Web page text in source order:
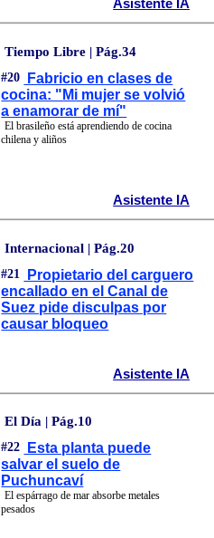
Asistente IA
Tiempo Libre | Pág.34
#20
Fabricio en clases de
cocina: "Mi mujer se volvió
a enamorar de mí"
El brasileño está aprendiendo de cocina
chilena y aliños
Asistente IA
Internacional | Pág.20
#21
Propietario del carguero
encallado en el Canal de
Suez pide disculpas por
causar bloqueo
Asistente IA
El Día | Pág.10
#22
Esta planta puede
salvar el suelo de
Puchuncaví
El espárrago de mar absorbe metales
pesados